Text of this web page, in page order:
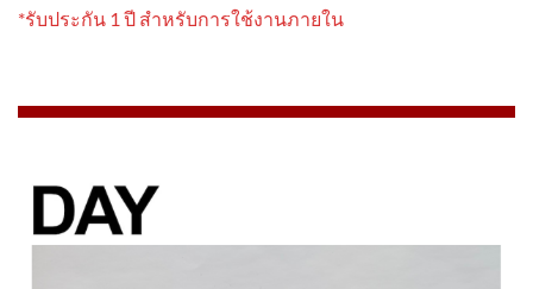
*รับประกัน 1 ปี สำหรับการใช้งานภายใน